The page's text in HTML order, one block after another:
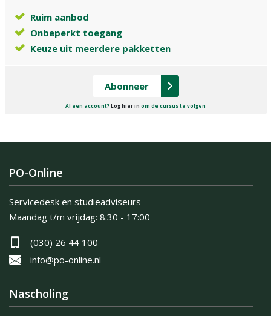
Ruim aanbod
Onbeperkt toegang
Keuze uit meerdere pakketten
Abonneer
Al een account?Log hier in om de cursus te volgen
PO-Online
Servicedesk en studieadviseurs
Maandag t/m vrijdag: 8:30 - 17:00
(030) 26 44 100
info@po-online.nl
Nascholing